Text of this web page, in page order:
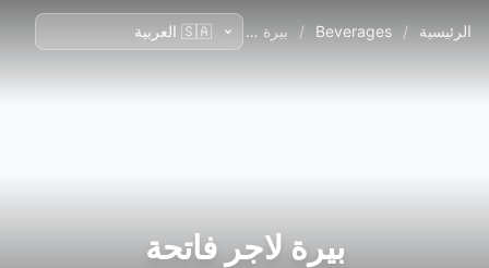
الرئيسية /
Beverages
/ بيرة لاجر فاتحة
بيرة لاجر فاتحة